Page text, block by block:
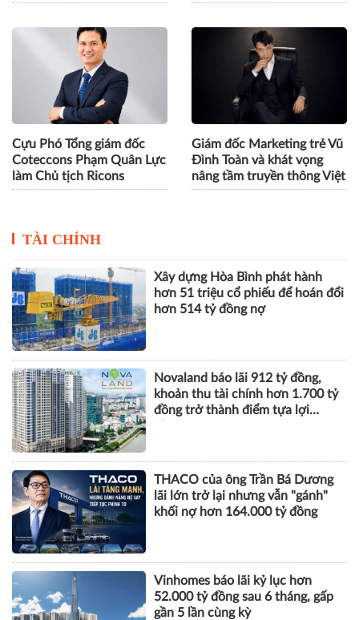
Cựu Phó Tổng giám đốc
Coteccons Phạm Quân Lực
làm Chủ tịch Ricons
Giám đốc Marketing trẻ Vũ
Đình Toàn và khát vọng
nâng tầm truyền thông Việt
TÀI CHÍNH
Xây dựng Hòa Bình phát hành
hơn 51 triệu cổ phiếu để hoán đổi
hơn 514 tỷ đồng nợ
Novaland báo lãi 912 tỷ đồng,
khoản thu tài chính hơn 1.700 tỷ
đồng trở thành điểm tựa lợi
THACO của ông Trần Bá Dương
lãi lớn trở lại nhưng vẫn "gánh"
khối nợ hơn 164.000 tỷ đồng
Vinhomes báo lãi kỷ lục hơn
52.000 tỷ đồng sau 6 tháng, gấp
gần 5 lần cùng kỳ